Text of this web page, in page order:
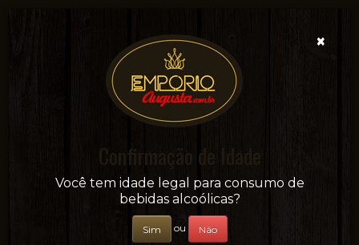
Sua conveniência e adega on-line!
×
Confirmação de Idade
Você tem idade legal para consumo de
bebidas alcoólicas?
Sim ou Não